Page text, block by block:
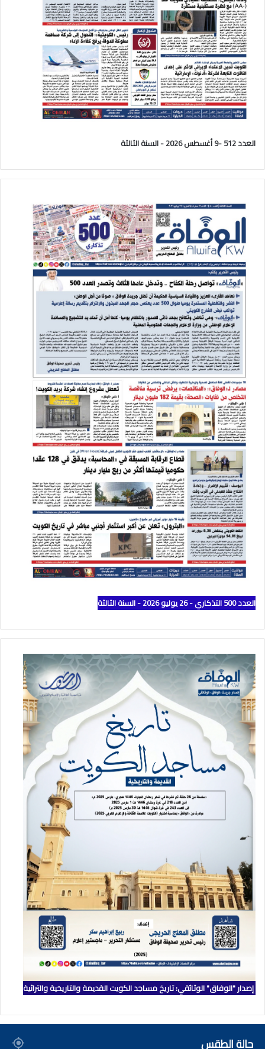
العدد 512 -9 أغسطس 2026 - السنة الثالثة
العدد 500 التذكاري - 26 يوليو 2026 - السنة الثالثة
إصدار "الوفاق" الوثائقي: تاريخ مساجد الكويت القديمة والتاريخية والتراثية
حالة الطقس